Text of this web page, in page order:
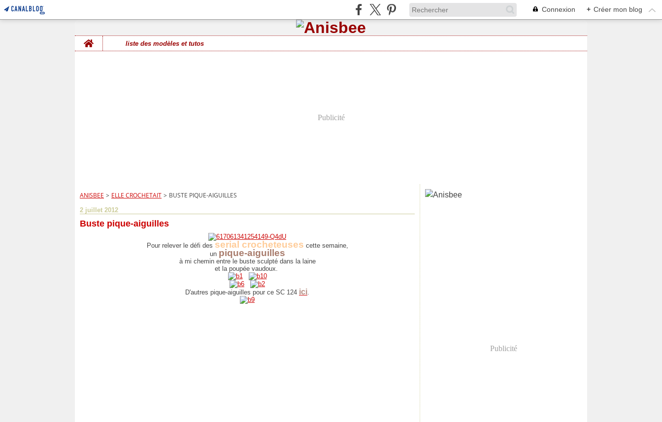
Connexion + Créer mon blog
Home
liste des modèles et tutos
Publicité
ANISBEE > ELLE CROCHETAIT > BUSTE PIQUE-AIGUILLES
2 juillet 2012
Buste pique-aiguilles
Pour relever le défi des serial crocheteuses cette semaine,
un pique-aiguilles
à mi chemin entre le buste sculpté dans la laine
et la poupée vaudoux.
D'autres pique-aiguilles pour ce SC 124 ici.
Publicité